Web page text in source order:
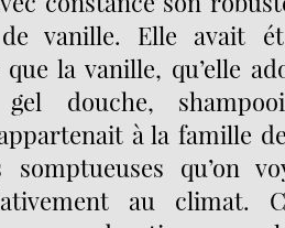
vanille. Elle avait
que la vanille, qu’elle
douche,
à la famille
somptueuses qu’on
au climat.